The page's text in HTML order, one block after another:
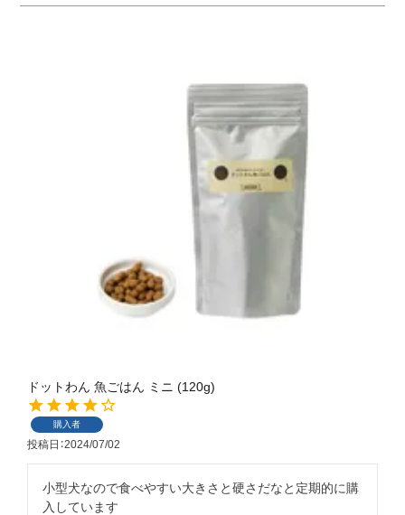
ドットわん 魚ごはん ミニ (120g)
購入者
投稿日 2024/07/02
小型犬なので食べやすい大きさと硬さだなと定期的に購
入しています